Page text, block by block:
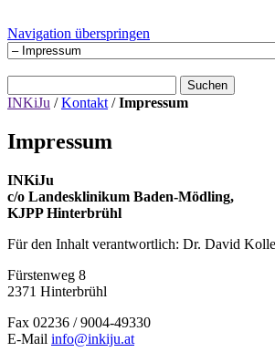
Navigation überspringen
Suchen
INKiJu /Kontakt /Impressum
Impressum
INKiJu
c/o Landesklinikum Baden-Mödling,
KJPP Hinterbrühl
Für den Inhalt verantwortlich: Dr. David
Fürstenweg 8
2371 Hinterbrühl
Fax 02236 / 9004-49330
E-Mail info@inkiju.at